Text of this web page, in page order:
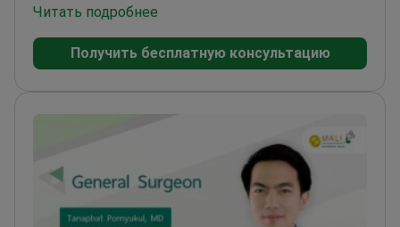
передовых методов лучевой
— редкому подходу к гипертермическому
лечения (IMRT, VMAT, 2D/3D)Прошел обучение по
паллиативной помощи в Университете
Обеспечивает комплексный уход,
включая иммунотерапию и химиотерапию
Читать подробнее
Получить бесплатную консультацию